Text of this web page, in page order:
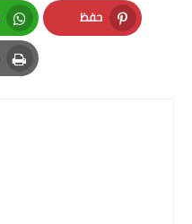
حفظ
Pinterest